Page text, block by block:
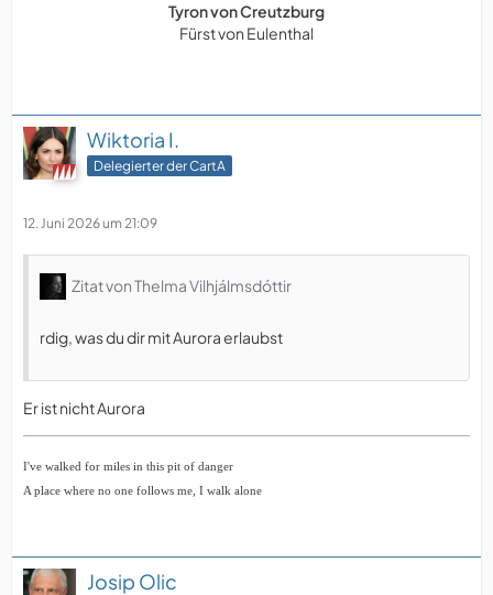
Tyron von Creutzburg
Fürst von Eulenthal
Wiktoria I.
Delegierter der CartA
12. Juni 2026 um 21:09
Zitat von Thelma Vilhjálmsdóttir
rdig, was du dir mit Aurora erlaubst
Er ist nicht Aurora
I've walked for miles in this pit of danger
A place where no one follows me, I walk alone
Josip Olic